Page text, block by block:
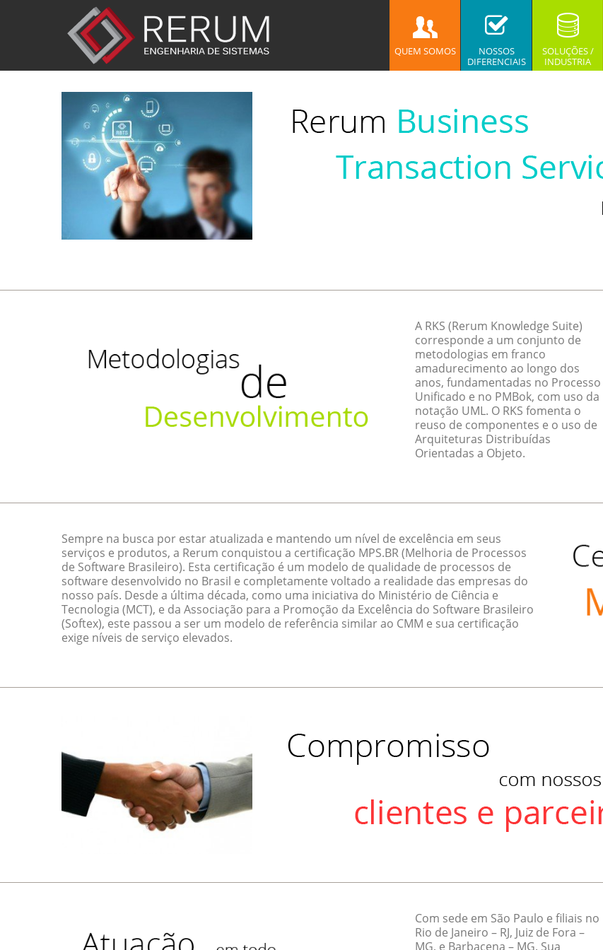
QUEM SOMOS
NOSSOS
DIFERENCIAIS
SOLUÇÕES /
INDUSTRIA
A RKS (Rerum Knowledge Suite)
corresponde a um conjunto de
metodologias em franco
amadurecimento ao longo dos
anos, fundamentadas no Processo
Unificado e no PMBok, com uso da
notação UML. O RKS fomenta o
reuso de componentes e o uso de
Arquiteturas Distribuídas
Orientadas a Objeto.
Sempre na busca por estar atualizada e mantendo um nível de excelência em seus
serviços e produtos, a Rerum conquistou a certificação MPS.BR (Melhoria de Processos
de Software Brasileiro). Esta certificação é um modelo de qualidade de processos de
software desenvolvido no Brasil e completamente voltado a realidade das empresas do
nosso país. Desde a última década, como uma iniciativa do Ministério de Ciência e
Tecnologia (MCT), e da Associação para a Promoção da Excelência do Software Brasileiro
(Softex), este passou a ser um modelo de referência similar ao CMM e sua certificação
exige níveis de serviço elevados.
Com sede em São Paulo e filiais no
Rio de Janeiro – RJ, Juiz de Fora –
MG, e Barbacena – MG. Sua